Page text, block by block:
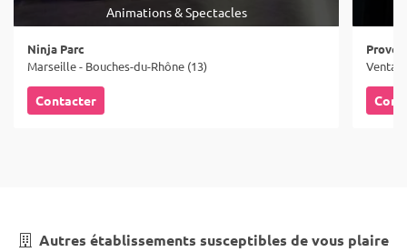
Animations & Spectacles
Ninja Parc
Marseille - Bouches-du-Rhône (13)
Contacter
Autres établissements susceptibles de vous plaire